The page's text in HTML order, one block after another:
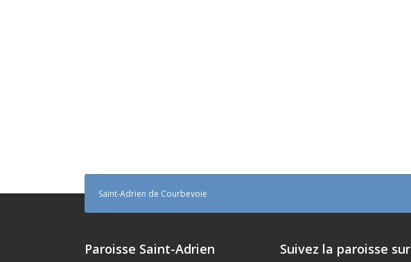
Saint-Adrien de Courbevoie
Paroisse Saint-Adrien Suivez la paroisse sur